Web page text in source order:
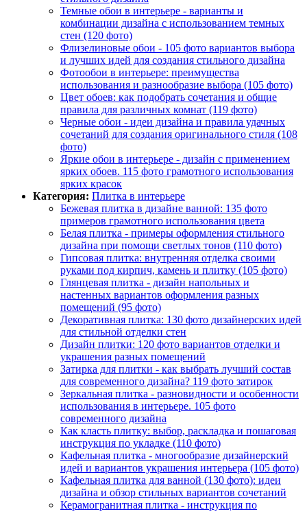
Темные обои в интерьере - варианты и
комбинации дизайна с использованием темных
стен (120 фото)
Флизелиновые обои - 105 фото вариантов выбора
и лучших идей для создания стильного дизайна
Фотообои в интерьере: преимущества
использования и разнообразие выбора (105 фото)
Цвет обоев: как подобрать сочетания и общие
правила для различных комнат (119 фото)
Черные обои - идеи дизайна и правила удачных
сочетаний для создания оригинального стиля (108
фото)
Яркие обои в интерьере - дизайн с применением
ярких обоев. 115 фото грамотного использования
ярких красок
Категория: Плитка в интерьере
Бежевая плитка в дизайне ванной: 135 фото
примеров грамотного использования цвета
Белая плитка - примеры оформления стильного
дизайна при помощи светлых тонов (110 фото)
Гипсовая плитка: внутренняя отделка своими
руками под кирпич, камень и плитку (105 фото)
Глянцевая плитка - дизайн напольных и
настенных вариантов оформления разных
помещений (95 фото)
Декоративная плитка: 130 фото дизайнерских идей
для стильной отделки стен
Дизайн плитки: 120 фото вариантов отделки и
украшения разных помещений
Затирка для плитки - как выбрать лучший состав
для современного дизайна? 119 фото затирок
Зеркальная плитка - разновидности и особенности
использования в интерьере. 105 фото
современного дизайна
Как класть плитку: выбор, раскладка и пошаговая
инструкция по укладке (110 фото)
Кафельная плитка - многообразие дизайнерский
идей и вариантов украшения интерьера (105 фото)
Кафельная плитка для ванной (130 фото): идеи
дизайна и обзор стильных вариантов сочетаний
Керамогранитная плитка - инструкция по